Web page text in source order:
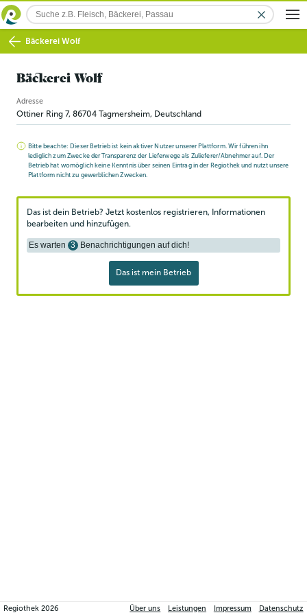
Bäckerei Wolf
Bäckerei Wolf
Adresse
Ottiner Ring 7, 86704 Tagmersheim, Deutschland
Bitte beachte: Dieser Betrieb ist kein aktiver Nutzer unserer Plattform. Wir führen ihn
lediglich zum Zwecke der Transparenz der Lieferwege als Zulieferer/Abnehmer auf. Der
Betrieb hat womöglich keine Kenntnis über seinen Eintrag in der Regiothek und nutzt unsere
Plattform nicht zu gewerblichen Zwecken.
Das ist dein Betrieb? Jetzt kostenlos registrieren, Informationen
bearbeiten und hinzufügen.
Es warten 3 Benachrichtigungen auf dich!
Das ist mein Betrieb
Regiothek2026 Über uns Leistungen Impressum Datenschutz